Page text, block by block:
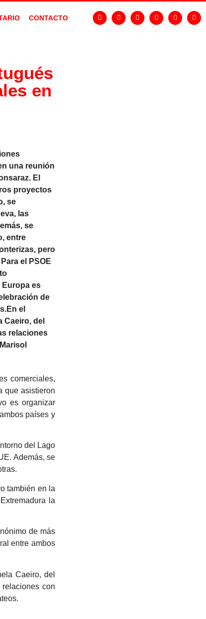
CONTACTO
en
una reunión
El
proyectos
se
las
se
entre
pero
el PSOE
Europa es
de
el
del
relaciones
comerciales,
que asistieron
es organizar
países y
del Lago
Además, se
también en la
la
de más
entre ambos
Caeiro, del
con